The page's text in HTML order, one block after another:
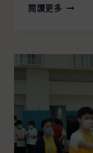
閱讀更多